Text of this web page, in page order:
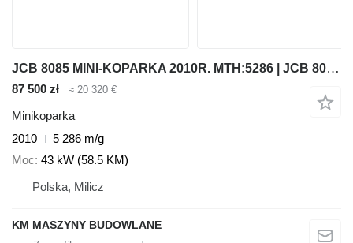
JCB 8085 MINI-KOPARKA 2010R. MTH:5286 | JCB 8080, 8065, 85, KOMATSU
87 500 zł ≈ 20 320 €
Minikoparka
2010
5 286 m/g
Moc 43 kW (58.5 KM)
Polska, Milicz
KM MASZYNY BUDOWLANE